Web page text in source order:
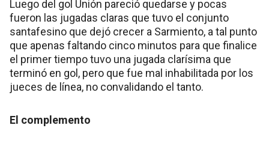
Luego del gol Unión pareció quedarse y pocas
fueron las jugadas claras que tuvo el conjunto
santafesino que dejó crecer a Sarmiento, a tal punto
que apenas faltando cinco minutos para que finalice
el primer tiempo tuvo una jugada clarísima que
terminó en gol, pero que fue mal inhabilitada por los
jueces de línea, no convalidando el tanto.
El complemento